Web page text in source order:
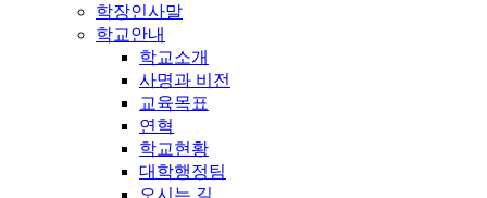
학장인사말
학교안내
학교소개
사명과 비전
교육목표
연혁
학교현황
대학행정팀
오시는 길